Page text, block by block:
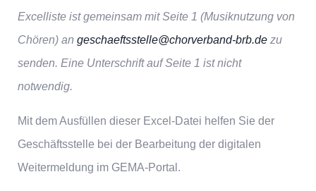
Excelliste ist gemeinsam mit Seite 1 (Musiknutzung von
Chören) an geschaeftsstelle@chorverband-brb.de zu
senden. Eine Unterschrift auf Seite 1 ist nicht
notwendig.
Mit dem Ausfüllen dieser Excel-Datei helfen Sie der
Geschäftsstelle bei der Bearbeitung der digitalen
Weitermeldung im GEMA-Portal.